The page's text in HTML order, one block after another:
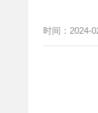
时间： 2024-